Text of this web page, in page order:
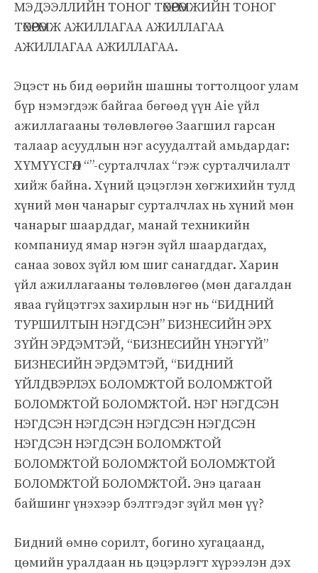
МЭДЭЭЛЛИЙН ТОНОГ ТӨХӨӨРӨМЖИЙН ТОНОГ
ТӨХӨӨРӨМЖ АЖИЛЛАГАА АЖИЛЛАГАА
АЖИЛЛАГАА АЖИЛЛАГАА.
Эцэст нь бид өөрийн шашны тогтолцоог улам
бүр нэмэгдэж байгаа бөгөөд үүн Aie үйл
ажиллагааны төлөвлөгөө Заагшил гарсан
талаар асуудлын нэг асуудалтай амьдардаг:
ХҮМҮҮСГӨЛ “”-сурталчлах “гэж сурталчилалт
хийж байна. Хүний цэцэглэн хөгжихийн тулд
хүний мөн чанарыг сурталчлах нь хүний мөн
чанарыг шаарддаг, манай техникийн
компаниуд ямар нэгэн зүйл шаардагдах,
санаа зовох зүйл юм шиг санагддаг. Харин
үйл ажиллагааны төлөвлөгөө (мөн дагалдан
яваа гүйцэтгэх захирлын нэг нь “БИДНИЙ
ТУРШИЛТЫН НЭГДСЭН” БИЗНЕСИЙН ЭРХ
ЗҮЙН ЭРДЭМТЭЙ, “БИЗНЕСИЙН ҮНЭГҮЙ”
БИЗНЕСИЙН ЭРДЭМТЭЙ, “БИДНИЙ
ҮЙЛДВЭРЛЭХ БОЛОМЖТОЙ БОЛОМЖТОЙ
БОЛОМЖТОЙ БОЛОМЖТОЙ. НЭГ НЭГДСЭН
НЭГДСЭН НЭГДСЭН НЭГДСЭН НЭГДСЭН
НЭГДСЭН НЭГДСЭН БОЛОМЖТОЙ
БОЛОМЖТОЙ БОЛОМЖТОЙ БОЛОМЖТОЙ
БОЛОМЖТОЙ БОЛОМЖТОЙ. Энэ цагаан
байшинг үнэхээр бэлтгэдэг зүйл мөн үү?
Бидний өмнө сорилт, богино хугацаанд,
цөмийн уралдаан нь цэцэрлэгт хүрээлэн дэх